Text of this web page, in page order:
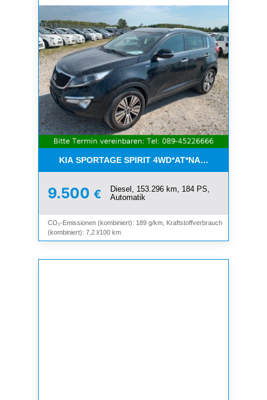
KIA SPORTAGE SPIRIT 4WD*AT*NAVI*8-
9.500 €
Diesel, 153.296 km, 184 PS,
Automatik
CO₂-Emissionen (kombiniert): 189 g/km, Kraftstoffverbrauch
(kombiniert): 7,2 l/100 km